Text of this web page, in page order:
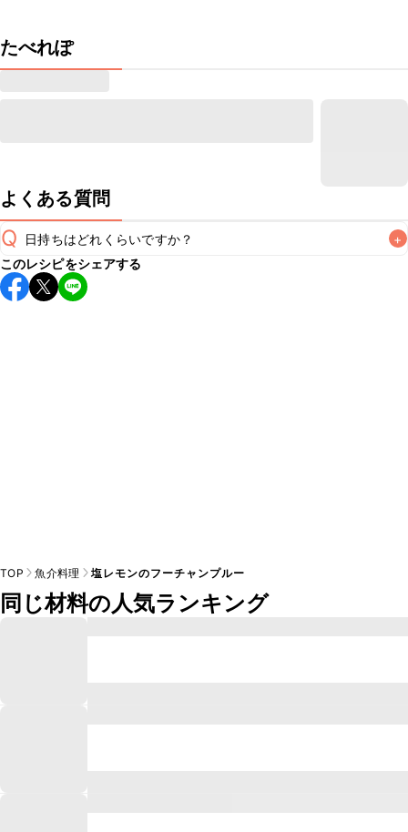
たべれぽ
よくある質問
Q 日持ちはどれくらいですか？ +
保存期間は冷蔵で翌日中が目安です。なるべくお早めにお召
し上がりください。
このレシピをシェアする
TOP 魚介料理 塩レモンのフーチャンプルー
同じ材料の人気ランキング